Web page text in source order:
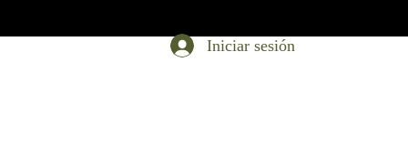
Iniciar sesión